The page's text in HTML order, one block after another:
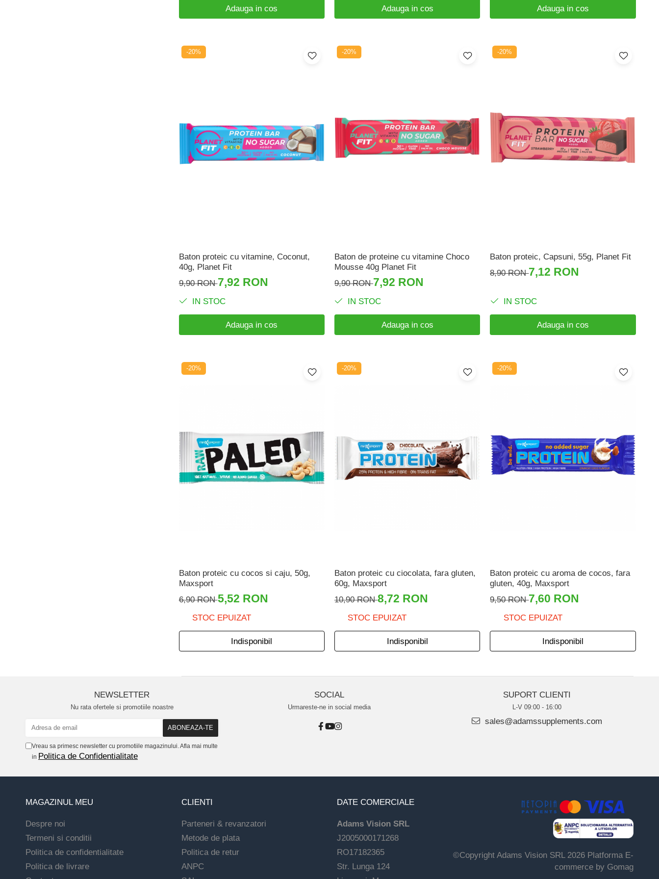
Adauga in cos Adauga in cos Adauga in cos
-20%
Baton proteic ​​cu vitamine, Coconut,
40g, Planet Fit
9,90 RON7,92 RON
IN STOC
Adauga in cos
-20%
Baton de proteine ​​cu vitamine Choco
Mousse 40g Planet Fit
9,90 RON7,92 RON
IN STOC
Adauga in cos
-20%
Baton proteic, Capsuni, 55g, Planet Fit
8,90 RON7,12 RON
IN STOC
Adauga in cos
-20%
Baton proteic cu cocos si caju, 50g,
Maxsport
6,90 RON5,52 RON
STOC EPUIZAT
Indisponibil
-20%
Baton proteic cu ciocolata, fara gluten,
60g, Maxsport
10,90 RON8,72 RON
STOC EPUIZAT
Indisponibil
-20%
Baton proteic cu aroma de cocos, fara
gluten, 40g, Maxsport
9,50 RON7,60 RON
STOC EPUIZAT
Indisponibil
NEWSLETTER
Nu rata ofertele si promotiile noastre
Vreau sa primesc newsletter cu promotiile magazinului. Afla mai multe
in Politica de Confidentialitate
SOCIAL
Urmareste-ne in social media
SUPORT CLIENTI
L-V 09:00 - 16:00
sales@adamssupplements.com
MAGAZINUL MEU
Despre noi
Termeni si conditii
Politica de confidentialitate
Politica de livrare
CLIENTI
Parteneri & revanzatori
Metode de plata
Politica de retur
ANPC
DATE COMERCIALE
Adams Vision SRL
J2005000171268
RO17182365
Str. Lunga 124
©Copyright Adams Vision SRL 2026 Platforma E-
commerce by Gomag